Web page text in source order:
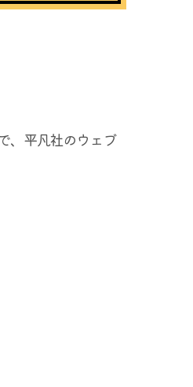
、平凡社のウェブ